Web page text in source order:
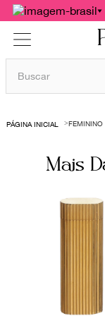
Buscar
FEMININO
Mais
1º
bolsas
cris barros
vestido